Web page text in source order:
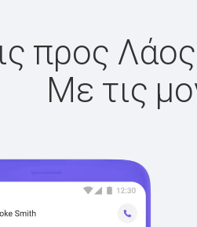
προς
Με τις